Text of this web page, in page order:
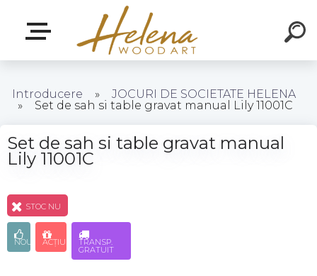
Introducere »
JOCURI DE SOCIETATE HELENA
»
Set de sah si table gravat manual Lily 11001C
Set de sah si table gravat manual
Lily 11001C
STOC NU
NOU ACŢIUNE TRANSP.
GRATUIT